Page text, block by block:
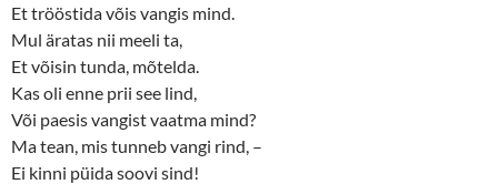
Et trööstida võis vangis mind.
Mul äratas nii meeli ta,
Et võisin tunda, mõtelda.
Kas oli enne prii see lind,
Või paesis vangist vaatma mind?
Ma tean, mis tunneb vangi rind, –
Ei kinni püida soovi sind!